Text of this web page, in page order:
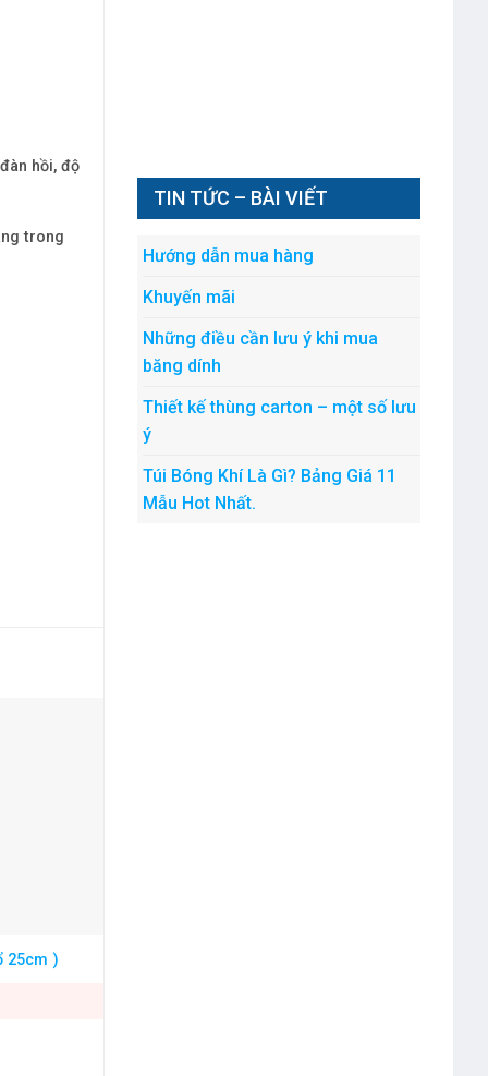
TIN TỨC – BÀI VIẾT
Hướng dẫn mua hàng
Khuyến mãi
Những điều cần lưu ý khi mua
băng dính
Thiết kế thùng carton – một số lưu
ý
Túi Bóng Khí Là Gì? Bảng Giá 11
Mẫu Hot Nhất.
hồi, độ
trong
25cm )